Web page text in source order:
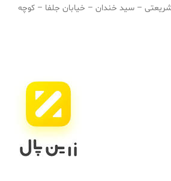
حجم 11 گرم
– سید خندان – خیابان جلفا – کوچه